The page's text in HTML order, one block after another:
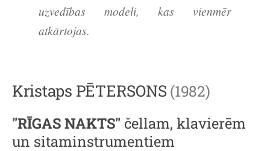
uzvedības modeli, kas vienmēr
atkārtojas.
Kristaps PĒTERSONS (1982)
"RĪGAS NAKTS" čellam, klavierēm
un sitaminstrumentiem